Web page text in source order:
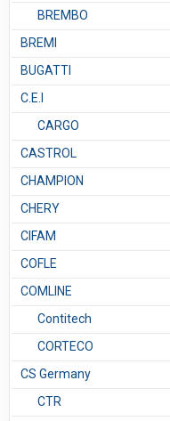
BREMBO
BREMI
BUGATTI
C.E.I
CARGO
CASTROL
CHAMPION
CHERY
CIFAM
COFLE
COMLINE
Contitech
CORTECO
CS Germany
CTR